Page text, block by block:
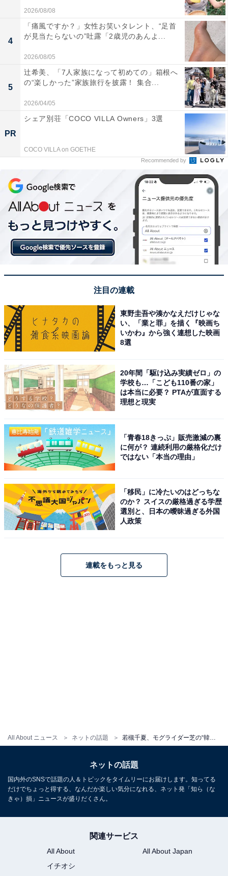
All About ニュース ネットの話題
2026/08/08
4
「痛風ですか？」女性お笑いタレント、“足首
が見当たらないの”吐露「2歳児のあんよ...
2026/08/05
5
辻希美、「7人家族になって初めての」箱根へ
の“楽しかった”家族旅行を披露！ 集合...
2026/04/05
PR
シェア別荘「COCO VILLA Owners」3選
COCO VILLA on GOETHE
Recommended by
注目の連載
東野圭吾や湊かなえだけじゃな
い、「業と罪」を描く『映画ち
いかわ』から強く連想した映画
8選
20年間「駆け込み実績ゼロ」の
学校も…「こども110番の家」
は本当に必要？ PTAが直面する
理想と現実
「青春18きっぷ」販売激減の裏
に何が？ 連続利用の厳格化だけ
ではない「本当の理由」
「移民」に冷たいのはどっちな
のか？ スイスの厳格過ぎる学歴
選別と、日本の曖昧過ぎる外国
人政策
連載をもっと見る
ネットの話題
国内外のSNSで話題の人＆トピックをタイムリーにお届けします。知ってる
だけでちょっと得する、なんだか楽しい気分になれる、ネット発「知ら（な
きゃ）損」ニュースが盛りだくさん。
関連サービス
All About
All About Japan
イチオシ